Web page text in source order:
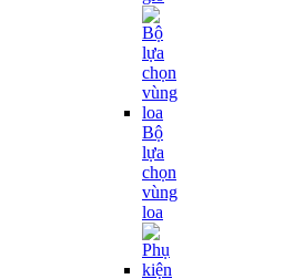
Bộ
lựa
chọn
vùng
loa